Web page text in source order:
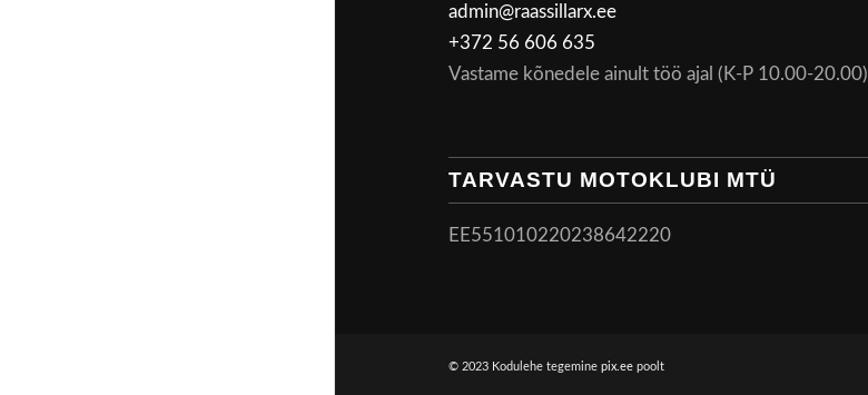
admin@raassillarx.ee
+372 56 606 635
Vastame kõnedele ainult töö ajal (K-P 10.00-20.00)
TARVASTU MOTOKLUBI MTÜ
EE551010220238642220
© 2023 Kodulehe tegeminepix.ee poolt